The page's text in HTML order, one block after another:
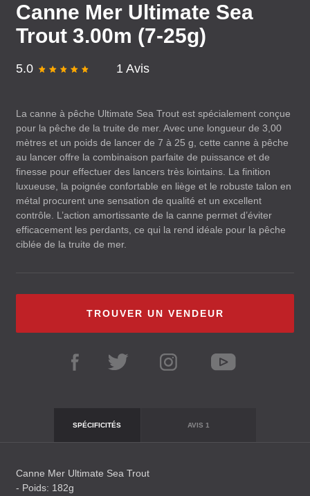
Canne Mer Ultimate Sea
Trout 3.00m (7-25g)
5.0 1 Avis
La canne à pêche Ultimate Sea Trout est spécialement conçue
pour la pêche de la truite de mer. Avec une longueur de 3,00
mètres et un poids de lancer de 7 à 25 g, cette canne à pêche
au lancer offre la combinaison parfaite de puissance et de
finesse pour effectuer des lancers très lointains. La finition
luxueuse, la poignée confortable en liège et le robuste talon en
métal procurent une sensation de qualité et un excellent
contrôle. L’action amortissante de la canne permet d’éviter
efficacement les perdants, ce qui la rend idéale pour la pêche
ciblée de la truite de mer.
TROUVER UN VENDEUR
SPÉCIFICITÉS AVIS 1
Canne Mer Ultimate Sea Trout
- Poids: 182g